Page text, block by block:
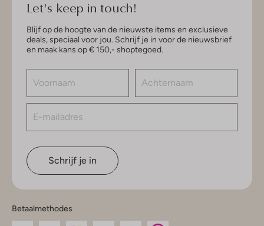
Let's keep in touch!
Blijf op de hoogte van de nieuwste items en exclusieve
deals, speciaal voor jou. Schrijf je in voor de nieuwsbrief
en maak kans op € 150,- shoptegoed.
Schrijf je in
Betaalmethodes